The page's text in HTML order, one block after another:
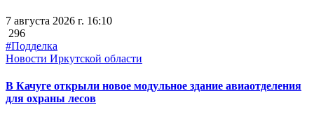
7 августа 2026 г. 16:10
296
#Подделка
Новости Иркутской области
В Качуге открыли новое модульное здание авиаотделения
для охраны лесов